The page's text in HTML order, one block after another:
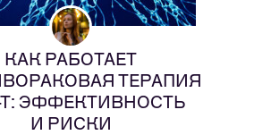
КАК РАБОТАЕТ
ТЕРАПИЯ
T: ЭФФЕКТИВНОСТЬ
И РИСКИ